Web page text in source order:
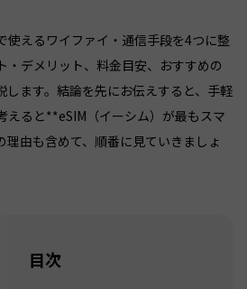
使えるワイファイ・通信手段を4つに整
・デメリット、料金目安、おすすめの
します。結論を先にお伝えすると、手軽
えると**eSIM（イーシム）が最もスマ
由も含めて、順番に見ていきましょ
目次